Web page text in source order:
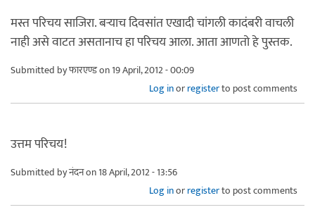
मस्त परिचय साजिरा. बर्‍याच दिवसांत एखादी चांगली कादंबरी वाचली
नाही असे वाटत असतानाच हा परिचय आला. आता आणतो हे पुस्तक.
Submitted byफारएण्डon 19 April, 2012 - 00:09
Log inorregisterto post comments
उत्तम परिचय!
Submitted byनंदनon 18 April, 2012 - 13:56
Log inorregisterto post comments